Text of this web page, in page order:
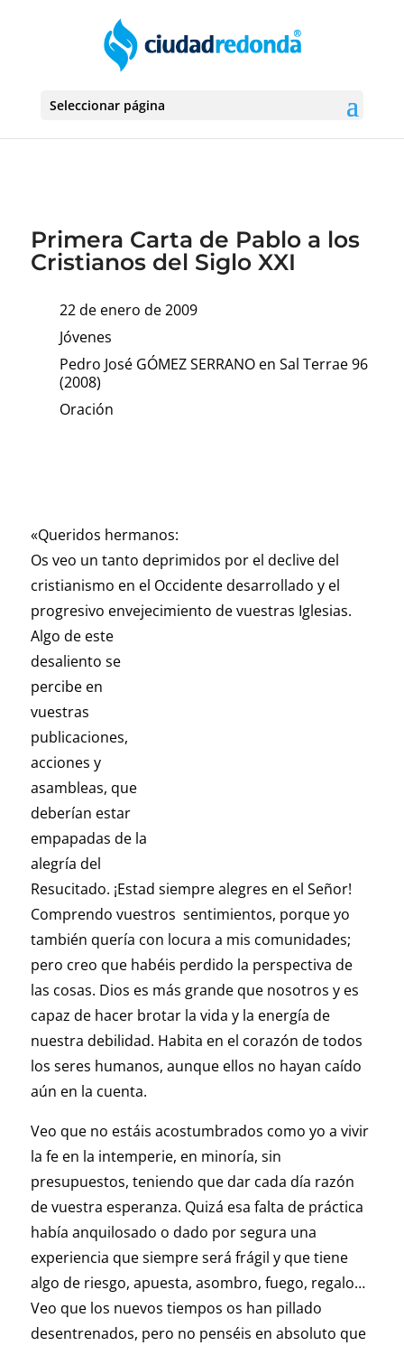
Seleccionar página
Primera Carta de Pablo a los
Cristianos del Siglo XXI
22 de enero de 2009
Jóvenes
Pedro José GÓMEZ SERRANO en Sal Terrae 96
(2008)
Oración
«Queridos hermanos:
Os veo un tanto deprimidos por el declive del
cristianismo en el Occidente desarrollado y el
progresivo envejecimiento de vuestras Iglesias.
Algo de este
desaliento se
percibe en
vuestras
publicaciones,
acciones y
asambleas, que
deberían estar
empapadas de la
alegría del
Resucitado. ¡Estad siempre alegres en el Señor!
Comprendo vuestros sentimientos, porque yo
también quería con locura a mis comunidades;
pero creo que habéis perdido la perspectiva de
las cosas. Dios es más grande que nosotros y es
capaz de hacer brotar la vida y la energía de
nuestra debilidad. Habita en el corazón de todos
los seres humanos, aunque ellos no hayan caído
aún en la cuenta.
Veo que no estáis acostumbrados como yo a vivir
la fe en la intemperie, en minoría, sin
presupuestos, teniendo que dar cada día razón
de vuestra esperanza. Quizá esa falta de práctica
había anquilosado o dado por segura una
experiencia que siempre será frágil y que tiene
algo de riesgo, apuesta, asombro, fuego, regalo…
Veo que los nuevos tiempos os han pillado
desentrenados, pero no penséis en absoluto que